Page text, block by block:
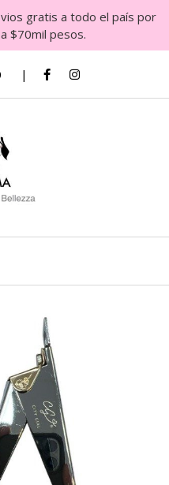
gratis a todo el país por
$70mil pesos.